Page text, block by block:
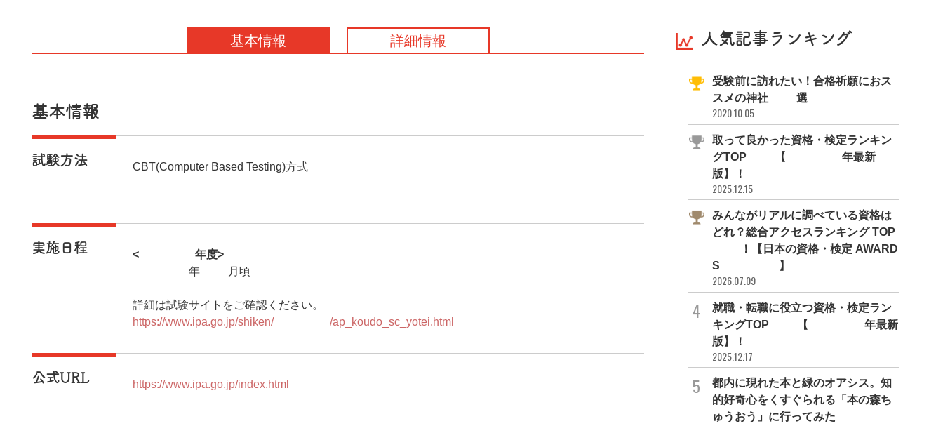
基本情報 詳細情報
基本情報
試験方法 CBT(Computer Based Testing)方式
実施日程
<2026年度>
2026年11月頃
詳細は試験サイトをご確認ください。
https://www.ipa.go.jp/shiken/2026/ap_koudo_sc_yotei.html
公式URL https://www.ipa.go.jp/index.html
人気記事ランキング
受験前に訪れたい！合格祈願におス
スメの神社11選
2020.10.05
取って良かった資格・検定ランキン
グTOP10【2026年最新
版】！
2025.12.15
みんながリアルに調べている資格は
どれ？総合アクセスランキング TOP
10！【日本の資格・検定 AWARD
S 2026】
2026.07.09
就職・転職に役立つ資格・検定ラン
キングTOP30【2026年最新
版】！
2025.12.17
都内に現れた本と緑のオアシス。知
的好奇心をくすぐられる「本の森ち
ゅうおう」に行ってみた